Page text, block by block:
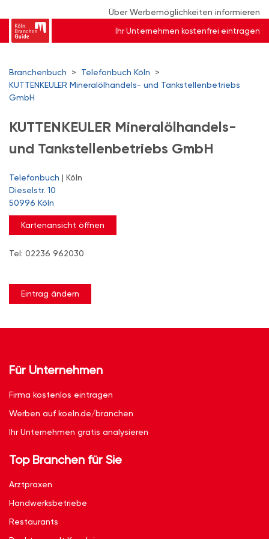
Über Werbemöglichkeiten informieren
Ihr Unternehmen kostenfrei eintragen
Branchenbuch > Telefonbuch Köln
>
KUTTENKEULER Mineralölhandels- und Tankstellenbetriebs
GmbH
KUTTENKEULER Mineralölhandels-
und Tankstellenbetriebs GmbH
Telefonbuch | Köln
Dieselstr. 10
50996 Köln
Kartenansicht öffnen
Tel: 02236 962030
Eintrag ändern
Für Unternehmen
Firma kostenlos eintragen
Werben auf koeln.de/branchen
Ihr Unternehmen gratis analysieren
Top Branchen für Sie
Arztpraxen
Handwerksbetriebe
Restaurants